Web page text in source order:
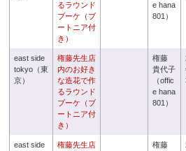
るラウンド
ブーケ（ブ
ートニア付
き）
e hana
801）
east side
tokyo（東
京）
権藤先生店
内のお好き
な造花で作
るラウンド
ブーケ（ブ
ートニア付
き）
権藤
貴代子
（offic
e hana
801）
east side
権藤先生店
権藤